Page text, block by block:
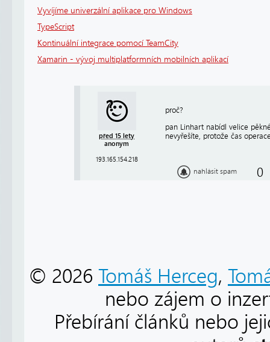
Vyvíjíme univerzální aplikace pro Windows
TypeScript
Kontinuální integrace pomocí TeamCity
Xamarin - vývoj multiplatformních mobilních aplikací
před 15 lety
anonym
193.165.154.218
proč?
pan Linhart nabídl velice
nevyřešíte, protože čas
nahlásit spam 0
© 2026 Tomáš Herceg,
nebo zájem o
Přebírání článků nebo